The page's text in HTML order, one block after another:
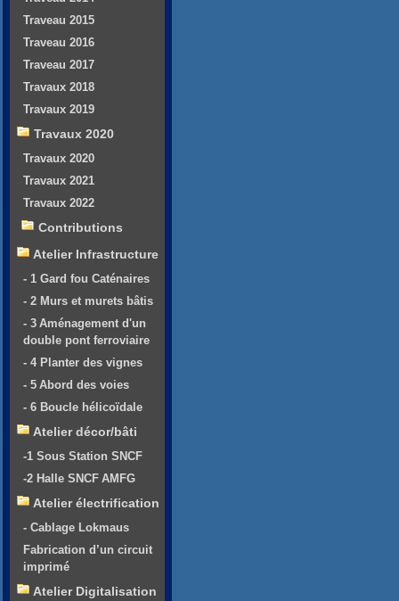
Traveau 2015
Traveau 2016
Traveau 2017
Travaux 2018
Travaux 2019
Travaux 2020
Travaux 2020
Travaux 2021
Travaux 2022
Contributions
Atelier Infrastructure
- 1 Gard fou Caténaires
- 2 Murs et murets bâtis
- 3 Aménagement d'un
double pont ferroviaire
- 4 Planter des vignes
- 5 Abord des voies
- 6 Boucle hélicoïdale
Atelier décor/bâti
-1 Sous Station SNCF
-2 Halle SNCF AMFG
Atelier électrification
- Cablage Lokmaus
Fabrication d’un circuit
imprimé
Atelier Digitalisation